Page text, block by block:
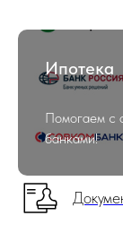
Ипотека
Помогаем с
банками!